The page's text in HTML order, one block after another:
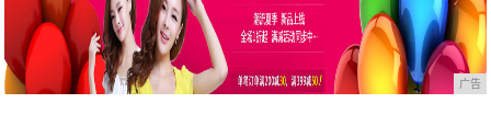
广告